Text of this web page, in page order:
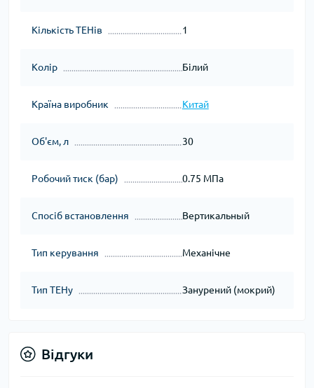
Кількість ТЕНів 1
Колір Білий
Країна виробник Китай
Об'єм, л 30
Робочий тиск (бар) 0.75 МПа
Спосіб встановлення Вертикальный
Тип керування Механічне
Тип ТЕНу Занурений (мокрий)
Відгуки